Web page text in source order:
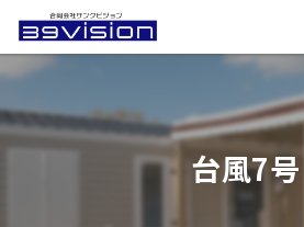
台風7号